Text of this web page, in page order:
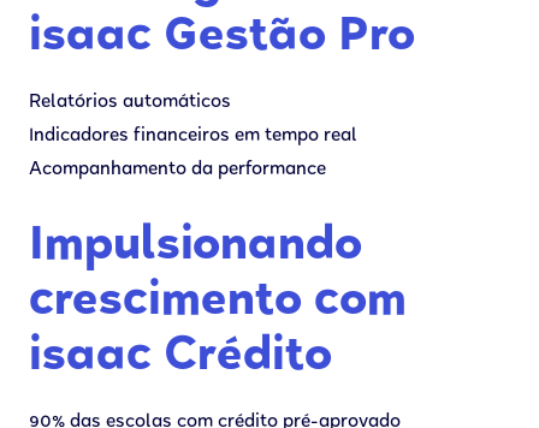
isaac Gestão Pro
Relatórios automáticos
Indicadores financeiros em tempo real
Acompanhamento da performance
Impulsionando
crescimento com
isaac Crédito
90% das escolas com crédito pré-aprovado